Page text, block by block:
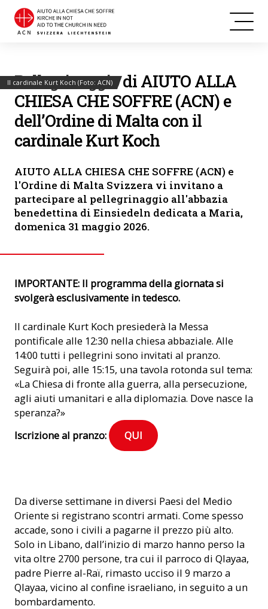
Il cardinale Kurt Koch (Foto: ACN)
Pellegrinaggio di AIUTO ALLA
CHIESA CHE SOFFRE (ACN) e
dell’Ordine di Malta con il
cardinale Kurt Koch
AIUTO ALLA CHIESA CHE SOFFRE (ACN) e
l'Ordine di Malta Svizzera vi invitano a
partecipare al pellegrinaggio all'abbazia
benedettina di Einsiedeln dedicata a Maria,
domenica 31 maggio 2026.
IMPORTANTE: Il programma della giornata si
svolgerà esclusivamente in tedesco.
ll cardinale Kurt Koch presiederà la Messa
pontificale alle 12:30 nella chiesa abbaziale. Alle
14:00 tutti i pellegrini sono invitati al pranzo.
Seguirà poi, alle 15:15, una tavola rotonda sul tema:
«La Chiesa di fronte alla guerra, alla persecuzione,
agli aiuti umanitari e alla diplomazia. Dove nasce la
speranza?»
Iscrizione al pranzo:
QUI
Libano. (Foto: ACN)
Da diverse settimane in diversi Paesi del Medio
Oriente si registrano scontri armati. Come spesso
accade, sono i civili a pagarne il prezzo più alto.
Solo in Libano, dall’inizio di marzo hanno perso la
vita oltre 2700 persone, tra cui il parroco di Qlayaa,
padre Pierre al-Raï, rimasto ucciso il 9 marzo a
Qlayaa, vicino al confine israeliano, in seguito a un
bombardamento.